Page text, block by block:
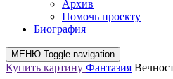
Архив
Помочь проекту
Биография
МЕНЮ Toggle navigation
Купить картину Фантазия